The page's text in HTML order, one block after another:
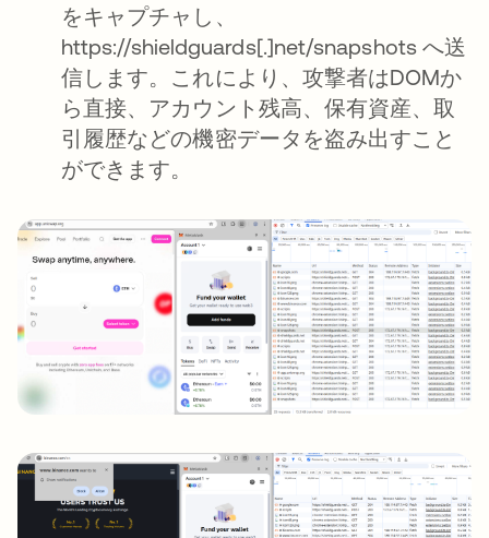
をキャプチャし、
https://shieldguards[.]net/snapshots へ送
信します。これにより、攻撃者はDOMか
ら直接、アカウント残高、保有資産、取
引履歴などの機密データを盗み出すこと
ができます。